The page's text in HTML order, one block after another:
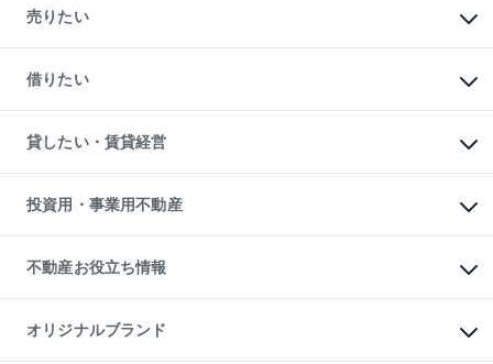
新築・分譲マンションの購入
中古マンションの購入
一戸建ての購入
中古一戸建ての購入
不動産購入の流れ
注目キーワード物件特集
購入ガイド
English 繁体中文簡体中文
売りたい
一戸建ての売却・査定
土地の売却・査定
スピードAI査定
不動産査定について
不動産売却の流れ
不動産買換えの流れ
売却ガイド
借りたい
オフィス・店舗の賃貸
借りるときの流れ
借りるガイド
貸したい・賃貸経営
マンション賃料データ
賃貸管理プラン
リロケーションについて
貸すガイド
投資用・事業用不動産
事業用不動産
マンション投資
投資用マンション
アパート経営
不動産お役立ち情報
マンションライブラリー
人気マンションランキング
暮らしに役立つ不動産メディア
オリジナルブランド